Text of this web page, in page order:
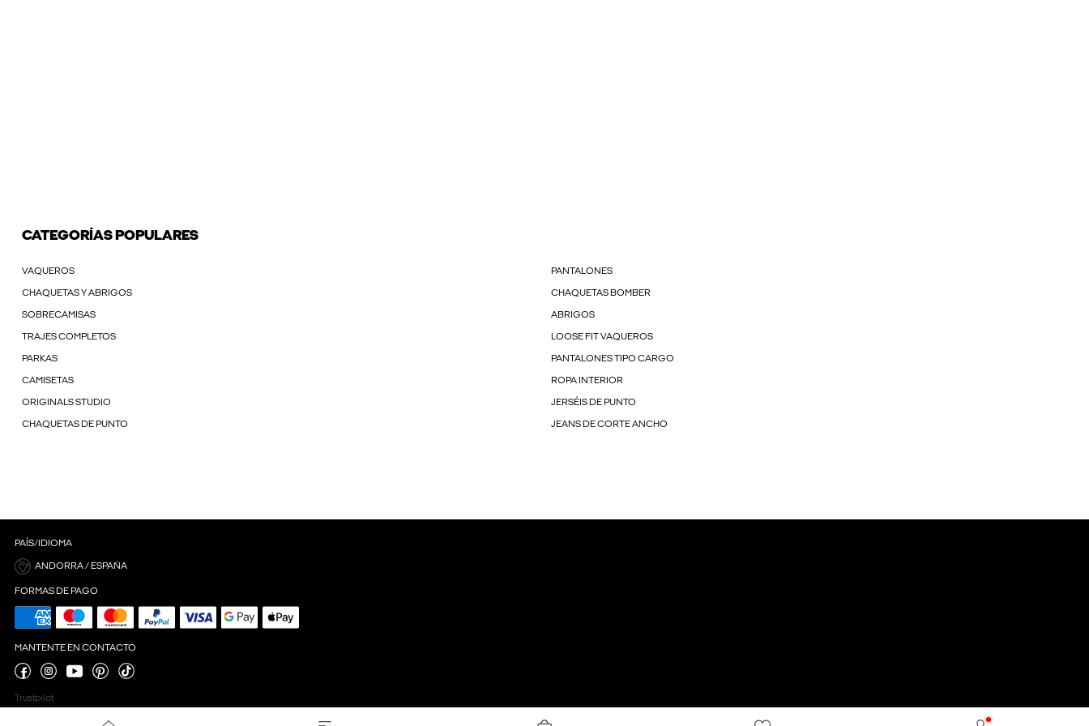
CATEGORÍAS POPULARES
VAQUEROS PANTALONES
CHAQUETAS Y ABRIGOS CHAQUETAS BOMBER
SOBRECAMISAS ABRIGOS
TRAJES COMPLETOS LOOSE FIT VAQUEROS
PARKAS PANTALONES TIPO CARGO
CAMISETAS ROPA INTERIOR
ORIGINALS STUDIO JERSÉIS DE PUNTO
CHAQUETAS DE PUNTO JEANS DE CORTE ANCHO
PAÍS/IDIOMA
ANDORRA / ESPAÑA
FORMAS DE PAGO
MANTENTE EN CONTACTO
Trustpilot